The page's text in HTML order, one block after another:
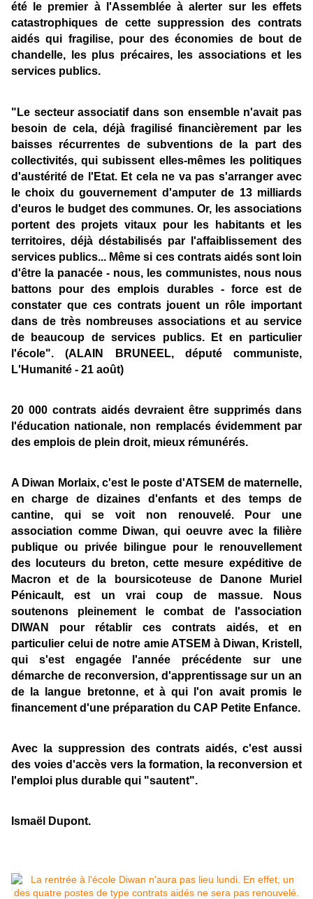
été le premier à l'Assemblée à alerter sur les effets
catastrophiques de cette suppression des contrats
aidés qui fragilise, pour des économies de bout de
chandelle, les plus précaires, les associations et les
services publics.
"Le secteur associatif dans son ensemble n'avait pas
besoin de cela, déjà fragilisé financièrement par les
baisses récurrentes de subventions de la part des
collectivités, qui subissent elles-mêmes les politiques
d'austérité de l'Etat. Et cela ne va pas s'arranger avec
le choix du gouvernement d'amputer de 13 milliards
d'euros le budget des communes. Or, les associations
portent des projets vitaux pour les habitants et les
territoires, déjà déstabilisés par l'affaiblissement des
services publics... Même si ces contrats aidés sont loin
d'être la panacée - nous, les communistes, nous nous
battons pour des emplois durables - force est de
constater que ces contrats jouent un rôle important
dans de très nombreuses associations et au service
de beaucoup de services publics. Et en particulier
l'école". (ALAIN BRUNEEL, député communiste,
L'Humanité - 21 août)
20 000 contrats aidés devraient être supprimés dans
l'éducation nationale, non remplacés évidemment par
des emplois de plein droit, mieux rémunérés.
A Diwan Morlaix, c'est le poste d'ATSEM de maternelle,
en charge de dizaines d'enfants et des temps de
cantine, qui se voit non renouvelé. Pour une
association comme Diwan, qui oeuvre avec la filière
publique ou privée bilingue pour le renouvellement
des locuteurs du breton, cette mesure expéditive de
Macron et de la boursicoteuse de Danone Muriel
Pénicault, est un vrai coup de massue. Nous
soutenons pleinement le combat de l'association
DIWAN pour rétablir ces contrats aidés, et en
particulier celui de notre amie ATSEM à Diwan, Kristell,
qui s'est engagée l'année précédente sur une
démarche de reconversion, d'apprentissage sur un an
de la langue bretonne, et à qui l'on avait promis le
financement d'une préparation du CAP Petite Enfance.
Avec la suppression des contrats aidés, c'est aussi
des voies d'accès vers la formation, la reconversion et
l'emploi plus durable qui "sautent".
Ismaël Dupont.